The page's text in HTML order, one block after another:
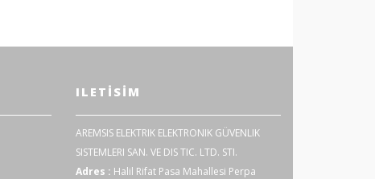
ILETISIM
AREMSIS ELEKTRIK ELEKTRONIK GÜVENLIK
SISTEMLERI SAN. VE DIS TIC. LTD. STI.
Adres : Halil Rifat Pasa Mahallesi Perpa